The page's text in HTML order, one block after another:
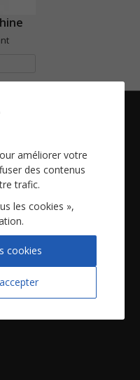
nous
sommes-nous
propos
légales
privée
améliorer votre
des contenus
trafic.
les cookies »,
cookies